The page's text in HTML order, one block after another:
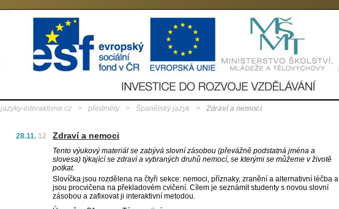
jazyky-interaktivne.cz > předměty > Španělský jazyk > Zdraví a nemoci
28.11. 12 Zdraví a nemoci
Tento výukový materiál se zabývá slovní zásobou (převážně podstatná jména a
slovesa) týkající se zdraví a vybraných druhů nemocí, se kterými se můžeme v životě
potkat.
Slovíčka jsou rozdělena na čtyři sekce: nemoci, příznaky, zranění a alternativní léčba a
jsou procvičena na překladovém cvičení. Cílem je seznámit studenty s novou slovní
zásobou a zafixovat ji interaktivní metodou.